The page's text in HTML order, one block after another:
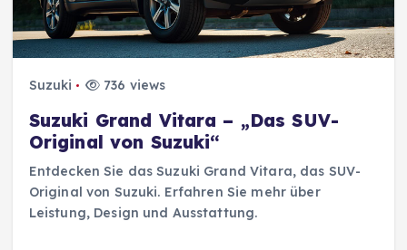
Suzuki 736 views
Suzuki Grand Vitara – „Das SUV-
Original von Suzuki“
Entdecken Sie das Suzuki Grand Vitara, das SUV-
Original von Suzuki. Erfahren Sie mehr über
Leistung, Design und Ausstattung.